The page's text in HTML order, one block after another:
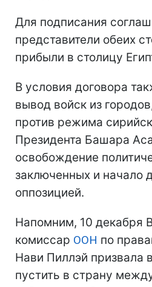
Для подписания
представители обеих
прибыли в столицу
В условия договора
вывод войск из
против режима
Президента Башара
освобождение
заключенных и начало
оппозицией.
Напомним, 10 декабря
комиссар ООН по
Нави Пиллэй призвала
пустить в страну